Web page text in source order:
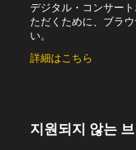
デジタル・コンサー
ただくために、ブラ
い。
詳細はこちら
지원되지 않는